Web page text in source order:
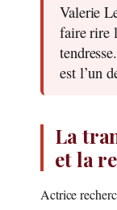
Valerie
faire rire
est l’un
La
et la
Actrice